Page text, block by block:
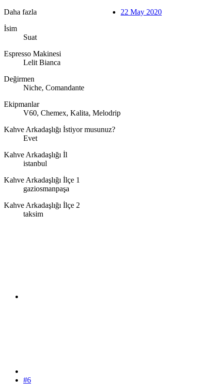
Daha fazla
İsim
Suat
Espresso Makinesi
Lelit Bianca
Değirmen
Niche, Comandante
Ekipmanlar
V60, Chemex, Kalita, Melodrip
Kahve Arkadaşlığı İstiyor musunuz?
Evet
Kahve Arkadaşlığı İl
istanbul
Kahve Arkadaşlığı İlçe 1
gaziosmanpaşa
Kahve Arkadaşlığı İlçe 2
taksim
22 May 2020
#6